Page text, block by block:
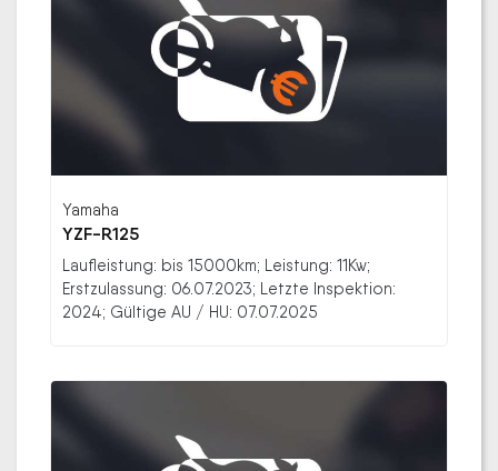
Yamaha
YZF-R125
Laufleistung: bis 15000km; Leistung: 11Kw;
Erstzulassung: 06.07.2023; Letzte Inspektion:
2024; Gültige AU / HU: 07.07.2025